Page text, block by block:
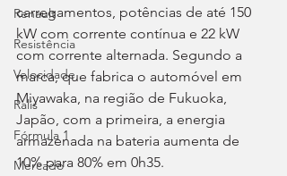
Renault
Resistência
Velocidade
Ralis
Fórmula 1
Mercado
carregamentos, potências de até 150
kW com corrente contínua e 22 kW
com corrente alternada. Segundo a
marca, que fabrica o automóvel em
Miyawaka, na região de Fukuoka,
Japão, com a primeira, a energia
armazenada na bateria aumenta de
10% para 80% em 0h35.